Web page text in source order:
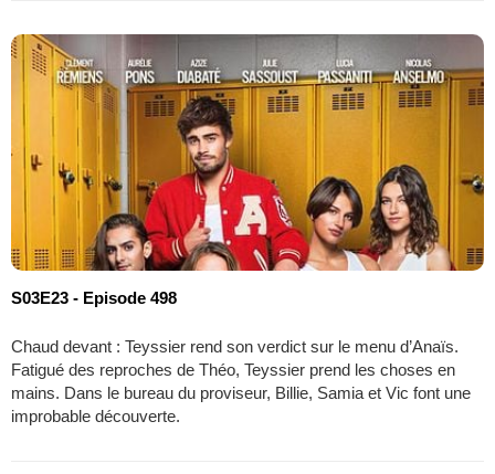
S03E23 - Episode 498
Chaud devant : Teyssier rend son verdict sur le menu d’Anaïs.
Fatigué des reproches de Théo, Teyssier prend les choses en
mains. Dans le bureau du proviseur, Billie, Samia et Vic font une
improbable découverte.